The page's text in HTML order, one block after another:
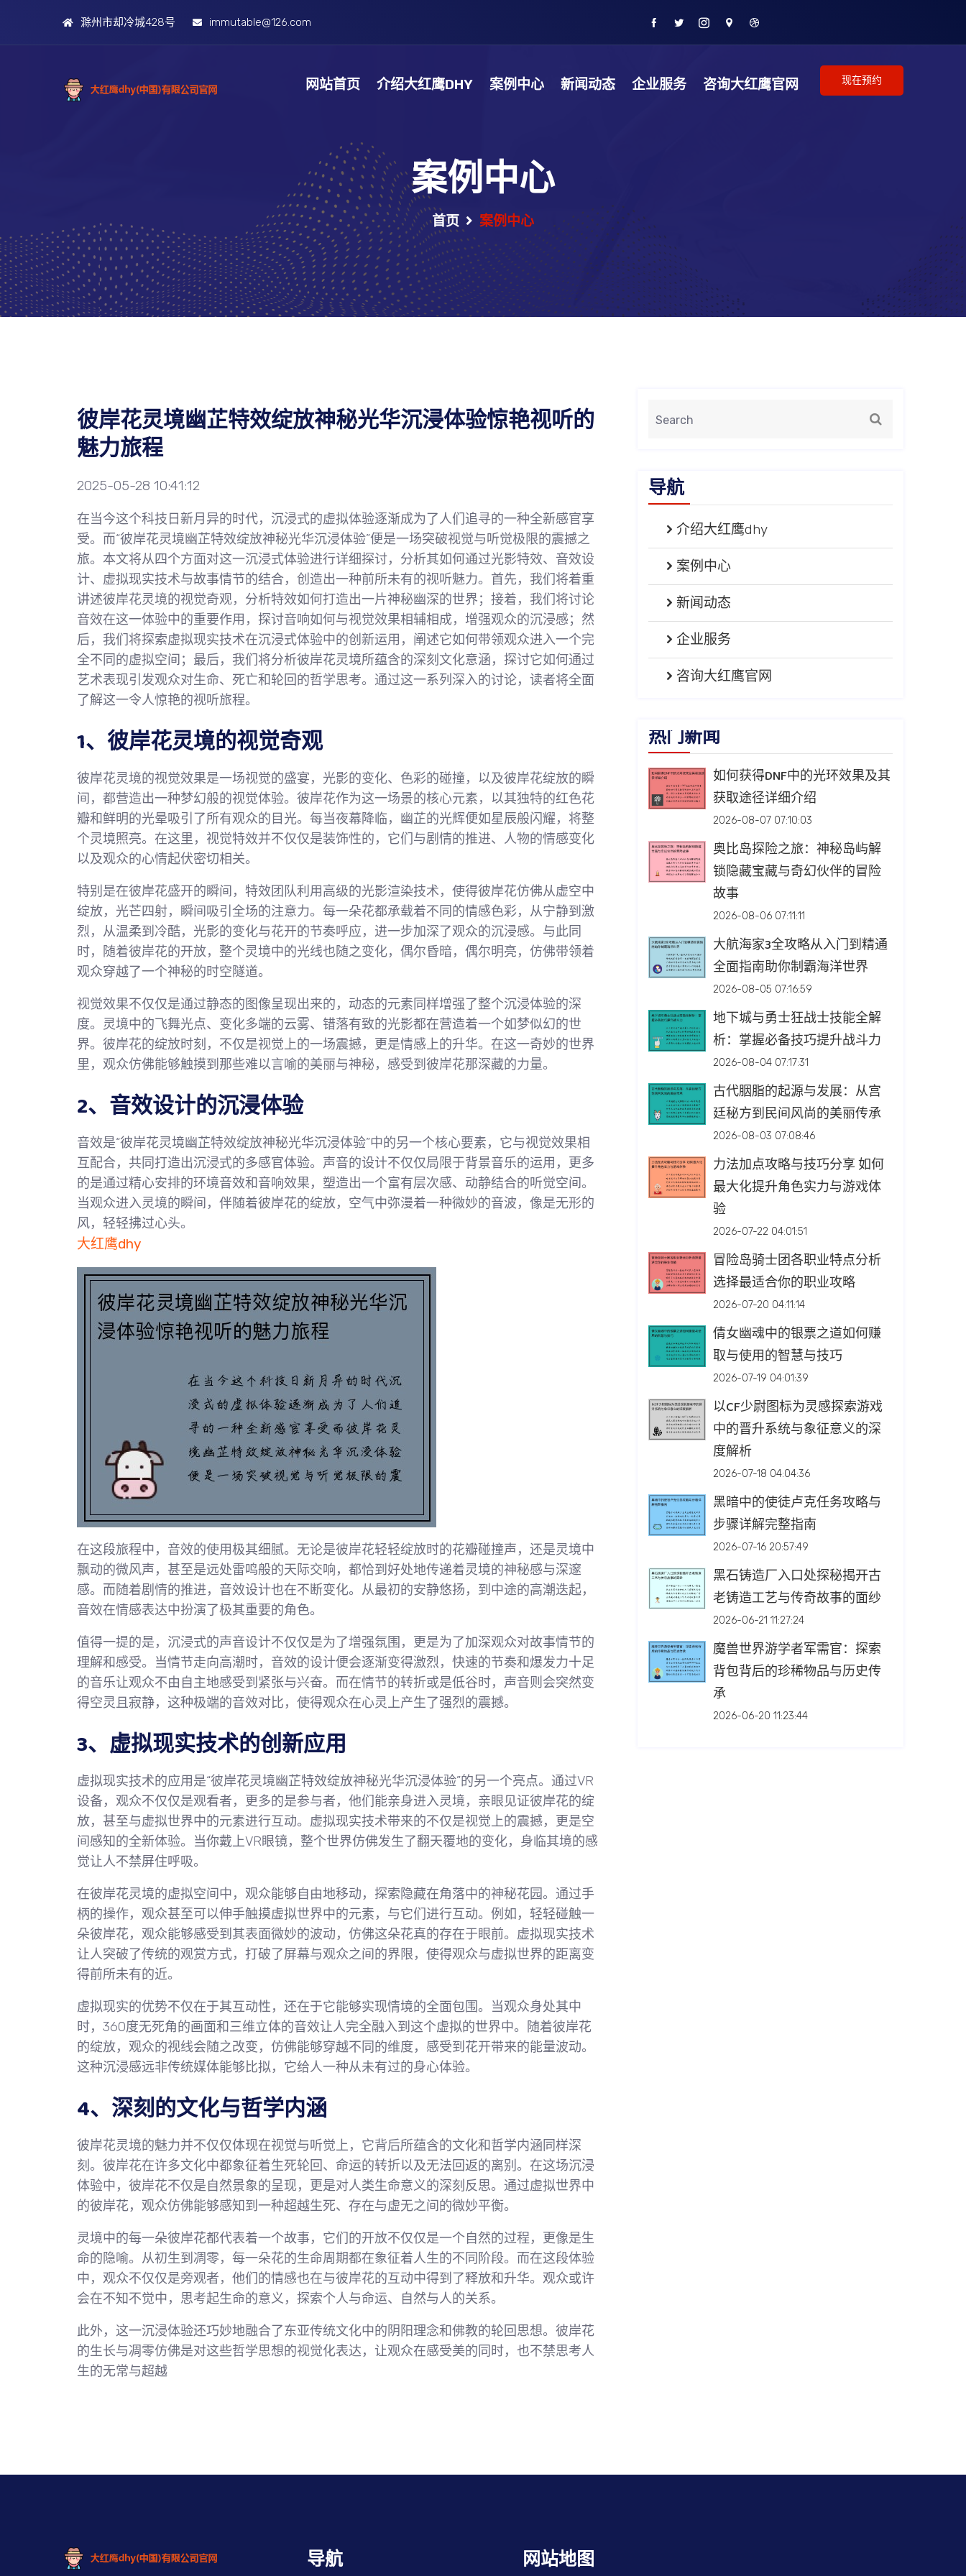
滁州市却冷城428号 immutable@126.com
网站首页 介绍大红鹰DHY 案例中心 新闻动态 企业服务 咨询大红鹰官网 现在预约
案例中心
首页 案例中心
彼岸花灵境幽芷特效绽放神秘光华沉浸体验惊艳视听的
魅力旅程
2025-05-28 10:41:12
在当今这个科技日新月异的时代，沉浸式的虚拟体验逐渐成为了人们追寻的一种全新感官享
受。而“彼岸花灵境幽芷特效绽放神秘光华沉浸体验”便是一场突破视觉与听觉极限的震撼之
旅。本文将从四个方面对这一沉浸式体验进行详细探讨，分析其如何通过光影特效、音效设
计、虚拟现实技术与故事情节的结合，创造出一种前所未有的视听魅力。首先，我们将着重
讲述彼岸花灵境的视觉奇观，分析特效如何打造出一片神秘幽深的世界；接着，我们将讨论
音效在这一体验中的重要作用，探讨音响如何与视觉效果相辅相成，增强观众的沉浸感；然
后，我们将探索虚拟现实技术在沉浸式体验中的创新运用，阐述它如何带领观众进入一个完
全不同的虚拟空间；最后，我们将分析彼岸花灵境所蕴含的深刻文化意涵，探讨它如何通过
艺术表现引发观众对生命、死亡和轮回的哲学思考。通过这一系列深入的讨论，读者将全面
了解这一令人惊艳的视听旅程。
1、彼岸花灵境的视觉奇观
彼岸花灵境的视觉效果是一场视觉的盛宴，光影的变化、色彩的碰撞，以及彼岸花绽放的瞬
间，都营造出一种梦幻般的视觉体验。彼岸花作为这一场景的核心元素，以其独特的红色花
瓣和鲜明的光晕吸引了所有观众的目光。每当夜幕降临，幽芷的光辉便如星辰般闪耀，将整
个灵境照亮。在这里，视觉特效并不仅仅是装饰性的，它们与剧情的推进、人物的情感变化
以及观众的心情起伏密切相关。
特别是在彼岸花盛开的瞬间，特效团队利用高级的光影渲染技术，使得彼岸花仿佛从虚空中
绽放，光芒四射，瞬间吸引全场的注意力。每一朵花都承载着不同的情感色彩，从宁静到激
烈，从温柔到冷酷，光影的变化与花开的节奏呼应，进一步加深了观众的沉浸感。与此同
时，随着彼岸花的开放，整个灵境中的光线也随之变化，偶尔昏暗，偶尔明亮，仿佛带领着
观众穿越了一个神秘的时空隧道。
视觉效果不仅仅是通过静态的图像呈现出来的，动态的元素同样增强了整个沉浸体验的深
度。灵境中的飞舞光点、变化多端的云雾、错落有致的光影都在营造着一个如梦似幻的世
界。彼岸花的绽放时刻，不仅是视觉上的一场震撼，更是情感上的升华。在这一奇妙的世界
里，观众仿佛能够触摸到那些难以言喻的美丽与神秘，感受到彼岸花那深藏的力量。
2、音效设计的沉浸体验
音效是“彼岸花灵境幽芷特效绽放神秘光华沉浸体验”中的另一个核心要素，它与视觉效果相
互配合，共同打造出沉浸式的多感官体验。声音的设计不仅仅局限于背景音乐的运用，更多
的是通过精心安排的环境音效和音响效果，塑造出一个富有层次感、动静结合的听觉空间。
当观众进入灵境的瞬间，伴随着彼岸花的绽放，空气中弥漫着一种微妙的音波，像是无形的
风，轻轻拂过心头。
大红鹰dhy
在这段旅程中，音效的使用极其细腻。无论是彼岸花轻轻绽放时的花瓣碰撞声，还是灵境中
飘动的微风声，甚至是远处雷鸣般的天际交响，都恰到好处地传递着灵境的神秘感与深邃
感。而随着剧情的推进，音效设计也在不断变化。从最初的安静悠扬，到中途的高潮迭起，
音效在情感表达中扮演了极其重要的角色。
值得一提的是，沉浸式的声音设计不仅仅是为了增强氛围，更是为了加深观众对故事情节的
理解和感受。当情节走向高潮时，音效的设计便会逐渐变得激烈，快速的节奏和爆发力十足
的音乐让观众不由自主地感受到紧张与兴奋。而在情节的转折或是低谷时，声音则会突然变
得空灵且寂静，这种极端的音效对比，使得观众在心灵上产生了强烈的震撼。
3、虚拟现实技术的创新应用
虚拟现实技术的应用是“彼岸花灵境幽芷特效绽放神秘光华沉浸体验”的另一个亮点。通过VR
设备，观众不仅仅是观看者，更多的是参与者，他们能亲身进入灵境，亲眼见证彼岸花的绽
放，甚至与虚拟世界中的元素进行互动。虚拟现实技术带来的不仅是视觉上的震撼，更是空
间感知的全新体验。当你戴上VR眼镜，整个世界仿佛发生了翻天覆地的变化，身临其境的感
觉让人不禁屏住呼吸。
在彼岸花灵境的虚拟空间中，观众能够自由地移动，探索隐藏在角落中的神秘花园。通过手
柄的操作，观众甚至可以伸手触摸虚拟世界中的元素，与它们进行互动。例如，轻轻碰触一
朵彼岸花，观众能够感受到其表面微妙的波动，仿佛这朵花真的存在于眼前。虚拟现实技术
让人突破了传统的观赏方式，打破了屏幕与观众之间的界限，使得观众与虚拟世界的距离变
得前所未有的近。
虚拟现实的优势不仅在于其互动性，还在于它能够实现情境的全面包围。当观众身处其中
时，360度无死角的画面和三维立体的音效让人完全融入到这个虚拟的世界中。随着彼岸花
的绽放，观众的视线会随之改变，仿佛能够穿越不同的维度，感受到花开带来的能量波动。
这种沉浸感远非传统媒体能够比拟，它给人一种从未有过的身心体验。
4、深刻的文化与哲学内涵
彼岸花灵境的魅力并不仅仅体现在视觉与听觉上，它背后所蕴含的文化和哲学内涵同样深
刻。彼岸花在许多文化中都象征着生死轮回、命运的转折以及无法回返的离别。在这场沉浸
体验中，彼岸花不仅是自然景象的呈现，更是对人类生命意义的深刻反思。通过虚拟世界中
的彼岸花，观众仿佛能够感知到一种超越生死、存在与虚无之间的微妙平衡。
灵境中的每一朵彼岸花都代表着一个故事，它们的开放不仅仅是一个自然的过程，更像是生
命的隐喻。从初生到凋零，每一朵花的生命周期都在象征着人生的不同阶段。而在这段体验
中，观众不仅仅是旁观者，他们的情感也在与彼岸花的互动中得到了释放和升华。观众或许
会在不知不觉中，思考起生命的意义，探索个人与命运、自然与人的关系。
此外，这一沉浸体验还巧妙地融合了东亚传统文化中的阴阳理念和佛教的轮回思想。彼岸花
的生长与凋零仿佛是对这些哲学思想的视觉化表达，让观众在感受美的同时，也不禁思考人
生的无常与超越
导航
介绍大红鹰dhy
案例中心
新闻动态
企业服务
咨询大红鹰官网
热门新闻
如何获得DNF中的光环效果及其
获取途径详细介绍
2026-08-07 07:10:03
奥比岛探险之旅：神秘岛屿解
锁隐藏宝藏与奇幻伙伴的冒险
故事
2026-08-06 07:11:11
大航海家3全攻略从入门到精通
全面指南助你制霸海洋世界
2026-08-05 07:16:59
地下城与勇士狂战士技能全解
析：掌握必备技巧提升战斗力
2026-08-04 07:17:31
古代胭脂的起源与发展：从宫
廷秘方到民间风尚的美丽传承
2026-08-03 07:08:46
力法加点攻略与技巧分享 如何
最大化提升角色实力与游戏体
验
2026-07-22 04:01:51
冒险岛骑士团各职业特点分析
选择最适合你的职业攻略
2026-07-20 04:11:14
倩女幽魂中的银票之道如何赚
取与使用的智慧与技巧
2026-07-19 04:01:39
以CF少尉图标为灵感探索游戏
中的晋升系统与象征意义的深
度解析
2026-07-18 04:04:36
黑暗中的使徒卢克任务攻略与
步骤详解完整指南
2026-07-16 20:57:49
黑石铸造厂入口处探秘揭开古
老铸造工艺与传奇故事的面纱
2026-06-21 11:27:24
魔兽世界游学者军需官：探索
背包背后的珍稀物品与历史传
承
2026-06-20 11:23:44
导航 网站地图